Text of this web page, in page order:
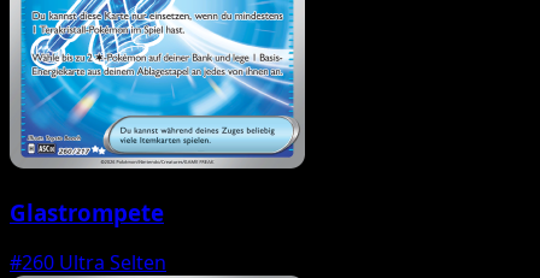
Glastrompete
#260 Ultra Selten